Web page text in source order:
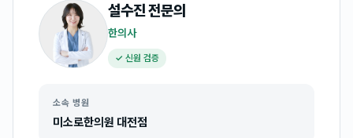
설수진전문의
한의사
✓ 신원 검증
소속 병원
미소로한의원 대전점